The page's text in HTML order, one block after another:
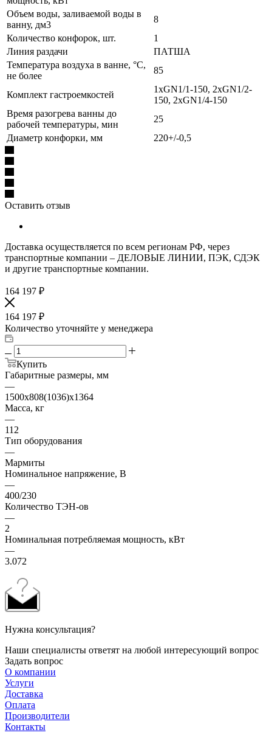
Объем воды, заливаемой воды в
ванну, дм3
8
Количество конфорок, шт.
1
Линия раздачи
ПАТША
Температура воздуха в ванне, °С,
не более
85
Комплект гастроемкостей
1xGN1/1-150, 2xGN1/2-
150, 2xGN1/4-150
Время разогрева ванны до
рабочей температуры, мин
25
Диаметр конфорки, мм
220+/-0,5
Оставить отзыв
Доставка осуществляется по всем регионам РФ, через
транспортные компании – ДЕЛОВЫЕ ЛИНИИ, ПЭК, СДЭК
и другие транспортные компании.
164 197 ₽
164 197 ₽
Количество уточняйте у менеджера
Купить
Габаритные размеры, мм
—
1500x808(1036)x1364
Масса, кг
—
112
Тип оборудования
—
Мармиты
Номинальное напряжение, В
—
400/230
Количество ТЭН-ов
—
2
Номинальная потребляемая мощность, кВт
—
3.072
Нужна консультация?
Наши специалисты ответят на любой интересующий вопрос
Задать вопрос
О компании
Услуги
Доставка
Оплата
Производители
Контакты